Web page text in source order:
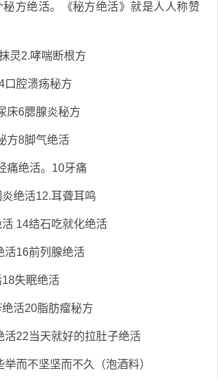
秘方绝活。《秘方绝活》就是人人称赞
灵2.哮喘断根方
口腔溃疡秘方
床6腮腺炎秘方
方8脚气绝活
痛绝活。10牙痛
绝活12.耳聋耳鸣
14结石吃就化绝活
活16前列腺绝活
失眠绝活
活20脂肪瘤秘方
活22当天就好的拉肚子绝活
举而不坚坚而不久（泡酒料）